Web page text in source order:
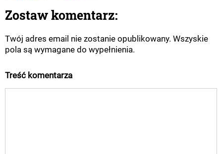
Zostaw komentarz:
Twój adres email nie zostanie opublikowany. Wszyskie
pola są wymagane do wypełnienia.
Treść komentarza